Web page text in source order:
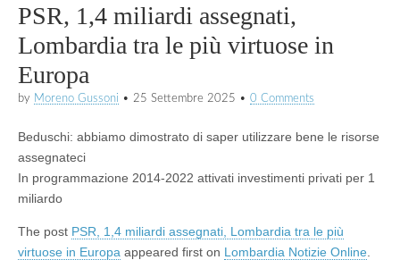
PSR, 1,4 miliardi assegnati,
Lombardia tra le più virtuose in
Europa
by Moreno Gussoni • 25 Settembre 2025 • 0 Comments
Beduschi: abbiamo dimostrato di saper utilizzare bene le risorse
assegnateci
In programmazione 2014-2022 attivati investimenti privati per 1
miliardo
The post PSR, 1,4 miliardi assegnati, Lombardia tra le più
virtuose in Europa appeared first on Lombardia Notizie Online